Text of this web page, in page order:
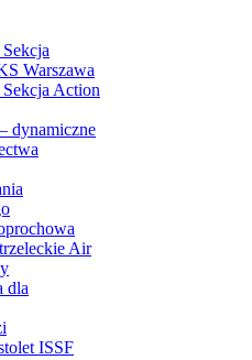
Warszawa
Action
dynamiczne
Air
dla
ISSF